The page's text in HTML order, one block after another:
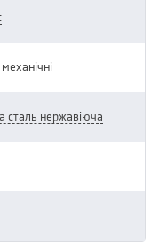
механічні
сталь нержавіюча